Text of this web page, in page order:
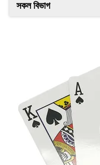
সকল বিভাগ